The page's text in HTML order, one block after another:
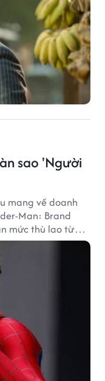
sao 'Người
mang về doanh
Man: Brand
mức thù lao từ
công phòng
sao sở hữu khoản